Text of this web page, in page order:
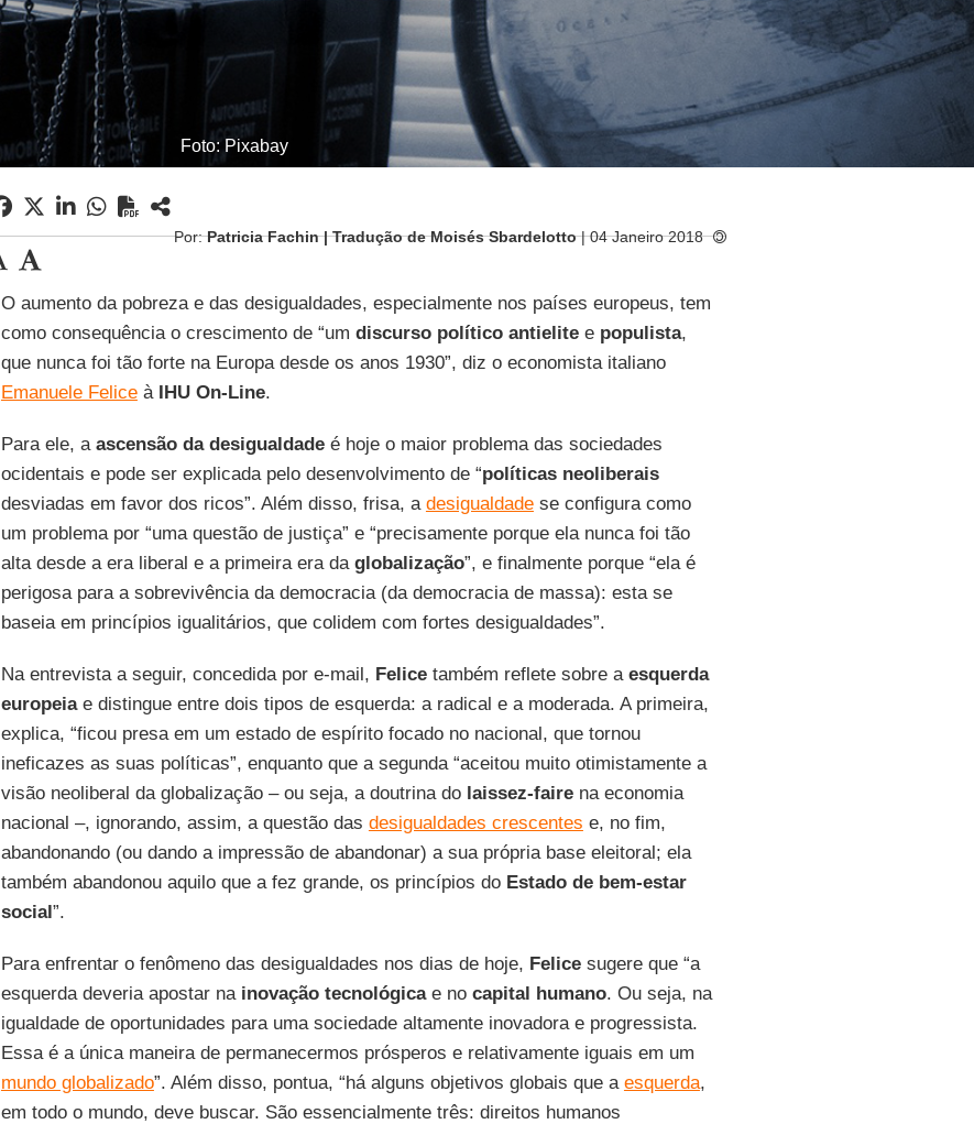
Foto: Pixabay
Por:Patricia Fachin | Tradução de Moisés Sbardelotto| 04 Janeiro 2018
O aumento da pobreza e das desigualdades, especialmente nos países europeus, tem
como consequência o crescimento de “um discurso político antielitee populista,
que nunca foi tão forte na Europa desde os anos 1930”, diz o economista italiano
Emanuele Feliceà IHU On-Line.
Para ele, a ascensão da desigualdadeé hoje o maior problema das sociedades
ocidentais e pode ser explicada pelo desenvolvimento de “políticas neoliberais
desviadas em favor dos ricos”. Além disso, frisa, a desigualdadese configura como
um problema por “uma questão de justiça” e “precisamente porque ela nunca foi tão
alta desde a era liberal e a primeira era da globalização”, e finalmente porque “ela é
perigosa para a sobrevivência da democracia (da democracia de massa): esta se
baseia em princípios igualitários, que colidem com fortes desigualdades”.
Na entrevista a seguir, concedida por e-mail, Felicetambém reflete sobre a esquerda
europeiae distingue entre dois tipos de esquerda: a radical e a moderada. A primeira,
explica, “ficou presa em um estado de espírito focado no nacional, que tornou
ineficazes as suas políticas”, enquanto que a segunda “aceitou muito otimistamente a
visão neoliberal da globalização – ou seja, a doutrina do laissez-fairena economia
nacional –, ignorando, assim, a questão das desigualdades crescentes e, no fim,
abandonando (ou dando a impressão de abandonar) a sua própria base eleitoral; ela
também abandonou aquilo que a fez grande, os princípios do Estado de bem-estar
social”.
Para enfrentar o fenômeno das desigualdades nos dias de hoje, Felicesugere que “a
esquerda deveria apostar nainovação tecnológicae no capital humano. Ou seja, na
igualdade de oportunidades para uma sociedade altamente inovadora e progressista.
Essa é a única maneira de permanecermos prósperos e relativamente iguais em um
mundo globalizado”. Além disso, pontua, “há alguns objetivos globais que a esquerda,
em todo o mundo, deve buscar. São essencialmente três: direitos humanos